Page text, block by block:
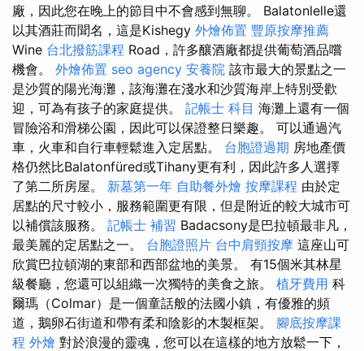
廠，因此您在晚上的節目中不會感到無聊。 Balatonlelle還
以其酒莊而聞名，這是Kishegy 外燴佈置 豐原按摩推薦
Wine 台北撥筋課程 Road，許多釀酒廠都提供葡萄酒品嚐
機會。 外燴佈置 seo agency 安養院 該市最大的景點之一
是沙質的陽光海灘，該海灘在淺水和沙質海岸上特別受歡
迎，可為有孩子的家庭提供。 記帳士 科目 海灘上還有一個
冒險浴和滑梯公園，因此可以保證整日樂趣。 可以通過汽
車，火車和自行車輕鬆進入定居點。 台胞證過期 房地產價
格仍然比Balatonfüred或Tihany更有利，因此許多人選擇
了第二所房屋。 新墓第一年 自助餐外燴 按摩課程 由於定
居點的尺寸較小，服務範圍更有限，但是附近的較大城市可
以補償該服務。 記帳士 補習 Badacsony是巴拉頓最非凡，
最美麗的定居點之一。 台胞證照片 台中肩頸按摩 這座山可
欣賞巴拉頓湖的東部和西部盆地的美景。 有15個米其林星
級餐廳，您還可以組織一次獨特的美食之旅。 植牙費用 科
爾瑪（Colmar）是一個童話般的法國小鎮，有優雅的頻
道，鵝卵石街道和帶有柔和陰影的木製框架。 腳底按摩課
程 外燴 對於浪漫的靈魂，您可以在這樣的地方放鬆一下，